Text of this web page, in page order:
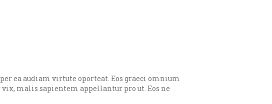
ea audiam virtute oporteat. Eos graeci omnium
malis sapientem appellantur pro ut. Eos ne